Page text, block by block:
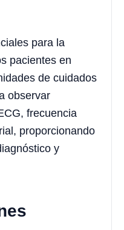
para la
pacientes en
de cuidados
observar
frecuencia
proporcionando
y